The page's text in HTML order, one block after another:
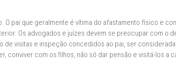
pai que geralmente é vítima do afastamento físico e
Os advogados e juízes devem se preocupar com o
visitas e inspeção concedidos ao pai, ser
conviver com os filhos, não só dar pensão e visitá-los a